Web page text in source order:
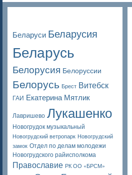
Беларуси Беларусия
Беларусь
Белорусия Белоруссии
Белорусь Брест Витебск
ГАИ Екатерина Мятлик
Лавришево Лукашенко
Новогрудок музыкальный
Новогрудский ветропарк Новогрудский
замок Отдел по делам молодежи
Новогрудского райисполкома
Православие РК ОО «БРСМ»